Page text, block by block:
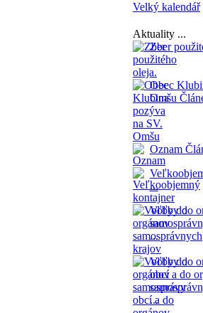
Velký kalendář
Aktuality ...
Zber
Obec
Omšu
Oznam
...
Voľby do
...
Voľby do
obcí a do
...